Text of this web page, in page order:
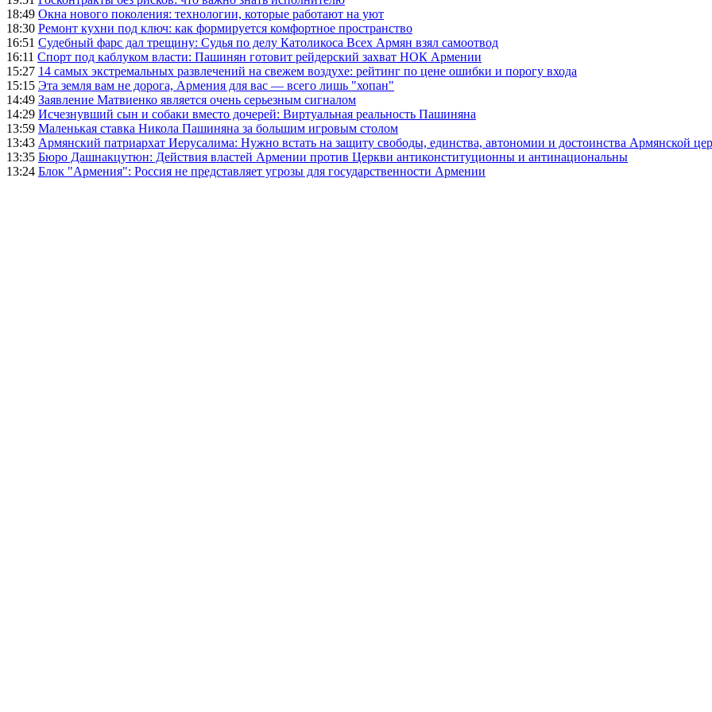
18:49 Окна нового поколения: технологии, которые работают на уют
18:30 Ремонт кухни под ключ: как формируется комфортное пространство
16:51 Судебный фарс дал трещину: Судья по делу Католикоса Всех Армян взял самоотвод
16:11 Спорт под каблуком власти: Пашинян готовит рейдерский захват НОК Армении
15:27 14 самых экстремальных развлечений на свежем воздухе: рейтинг по цене ошибки и порогу входа
15:15 Эта земля вам не дорога, Армения для вас — всего лишь "хопан"
14:49 Заявление Матвиенко является очень серьезным сигналом
14:29 Исчезнувший сын и собаки вместо дочерей: Виртуальная реальность Пашиняна
13:59 Маленькая ставка Никола Пашиняна за большим игровым столом
13:43 Армянский патриархат Иерусалима: Нужно встать на защиту свободы, единства, автономии и достоинства Армянской
13:35 Бюро Дашнакцутюн: Действия властей Армении против Церкви антиконституционны и антинациональны
13:24 Блок "Армения": Россия не представляет угрозы для государственности Армении